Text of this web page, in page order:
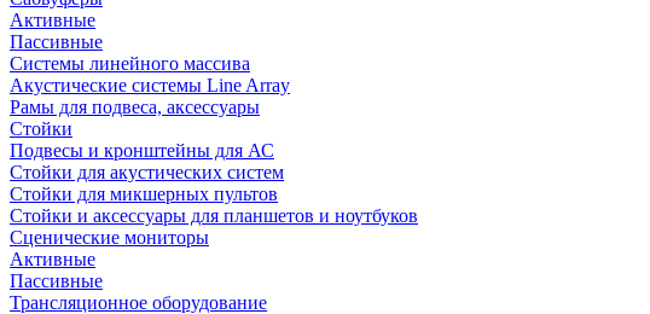
Активные
Пассивные
Системы линейного массива
Акустические системы Line Array
Рамы для подвеса, аксессуары
Стойки
Подвесы и кронштейны для АС
Стойки для акустических систем
Стойки для микшерных пультов
Стойки и аксессуары для планшетов и ноутбуков
Сценические мониторы
Активные
Пассивные
Трансляционное оборудование